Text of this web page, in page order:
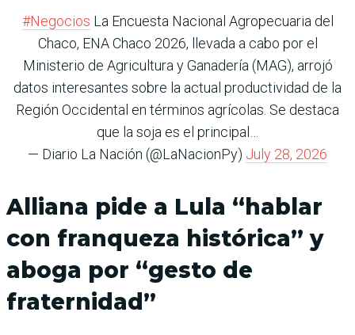
#Negocios La Encuesta Nacional Agropecuaria del
Chaco, ENA Chaco 2026, llevada a cabo por el
Ministerio de Agricultura y Ganadería (MAG), arrojó
datos interesantes sobre la actual productividad de la
Región Occidental en términos agrícolas. Se destaca
que la soja es el principal…
— Diario La Nación (@LaNacionPy) July 28, 2026
Alliana pide a Lula “hablar
con franqueza histórica” y
aboga por “gesto de
fraternidad”